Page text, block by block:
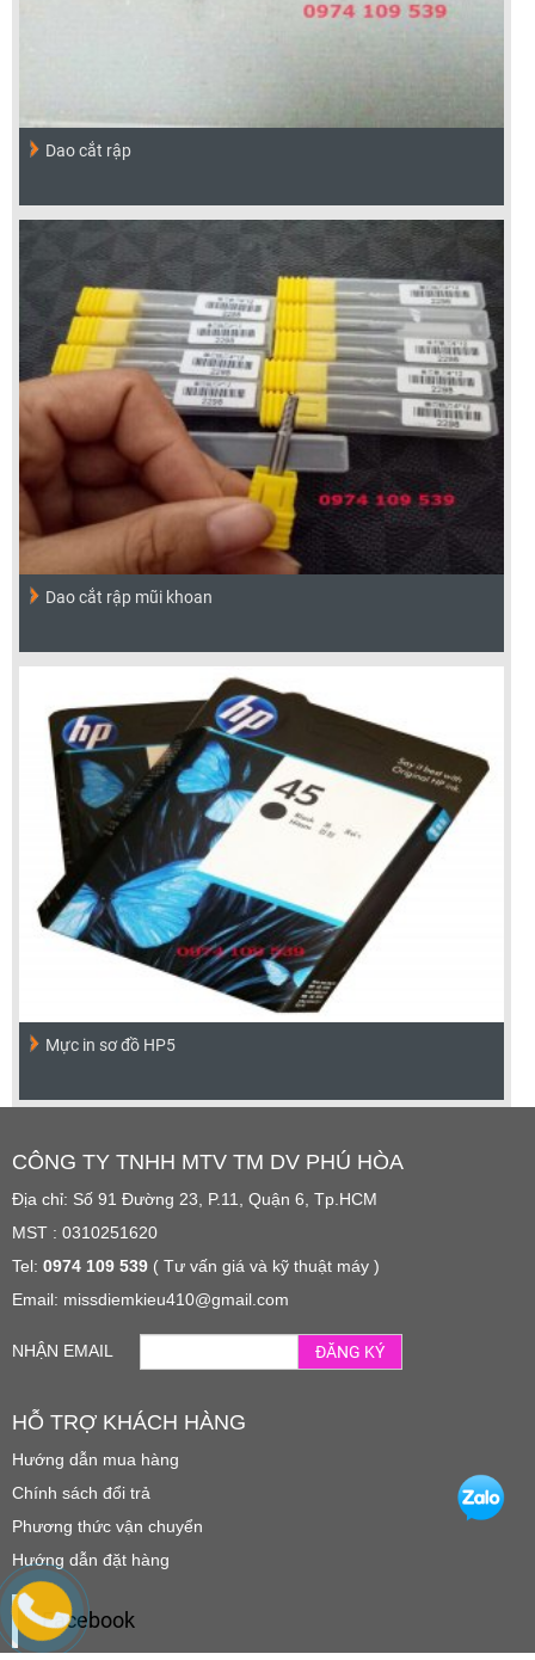
Dao cắt rập
Dao cắt rập mũi khoan
Mực in sơ đồ HP5
CÔNG TY TNHH MTV TM DV PHÚ HÒA
Địa chỉ: Số 91 Đường 23, P.11, Quận 6, Tp.HCM
MST : 0310251620
Tel: 0974 109 539 ( Tư vấn giá và kỹ thuật máy )
Email: missdiemkieu410@gmail.com
NHẬN EMAIL ĐĂNG KÝ
HỖ TRỢ KHÁCH HÀNG
Hướng dẫn mua hàng
Chính sách đổi trả
Phương thức vận chuyển
Hướng dẫn đặt hàng
Facebook